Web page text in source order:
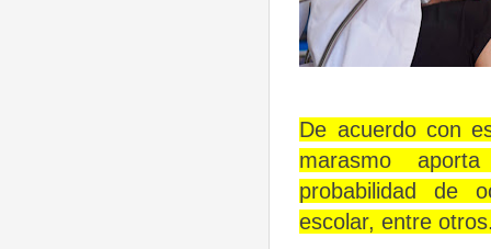
De acuerdo con
marasmo
probabilidad de
escolar, entre